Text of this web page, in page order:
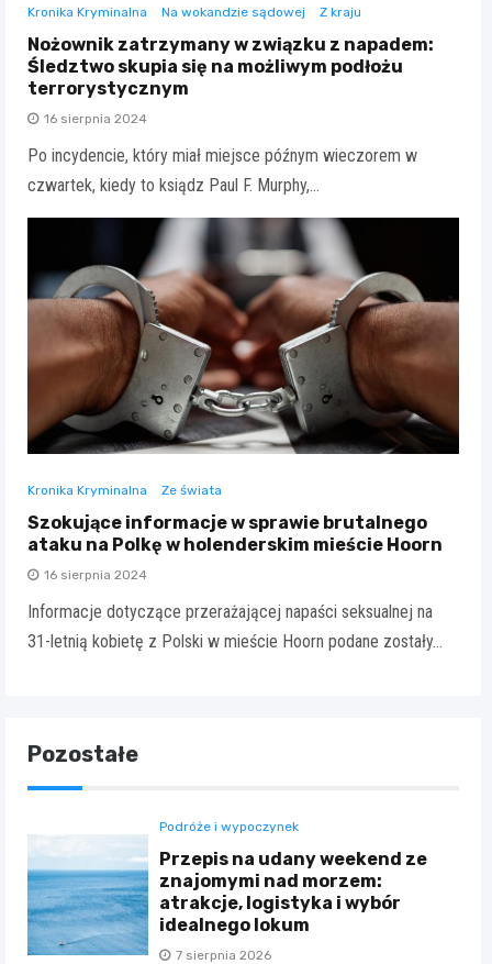
Kronika Kryminalna Na wokandzie sądowej Z kraju
Nożownik zatrzymany w związku z napadem:
Śledztwo skupia się na możliwym podłożu
terrorystycznym
16 sierpnia 2024
Po incydencie, który miał miejsce późnym wieczorem w
czwartek, kiedy to ksiądz Paul F. Murphy,…
Kronika Kryminalna Ze świata
Szokujące informacje w sprawie brutalnego
ataku na Polkę w holenderskim mieście Hoorn
16 sierpnia 2024
Informacje dotyczące przerażającej napaści seksualnej na
31-letnią kobietę z Polski w mieście Hoorn podane zostały…
Pozostałe
Podróże i wypoczynek
Przepis na udany weekend ze
znajomymi nad morzem:
atrakcje, logistyka i wybór
idealnego lokum
7 sierpnia 2026